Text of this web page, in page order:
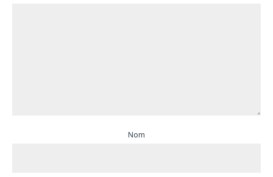
Nom